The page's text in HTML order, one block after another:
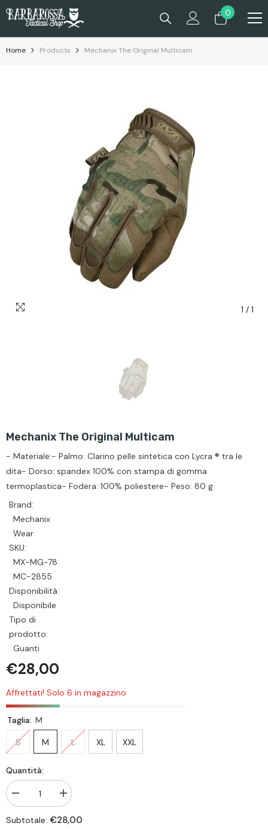
00
prodotti
Home Products Mechanix The Original Multicam
1 / 1
Mechanix The Original Multicam
- Materiale:- Palmo: Clarino pelle sintetica con Lycra ® tra le
dita- Dorso: spandex 100% con stampa di gomma
termoplastica- Fodera: 100% poliestere- Peso: 80 g
Brand:
Mechanix
Wear
SKU:
MX-MG-78
MC-2855
Disponibilità:
Disponibile
Tipo di
prodotto:
Guanti
€28,00
Affrettati! Solo 6 in magazzino
Taglia: M
S M L XL XXL
Quantità:
Diminiusci
quantità
per
Mechanix
Aumenta
quantità
per
Mechanix
Subtotale: €28,00